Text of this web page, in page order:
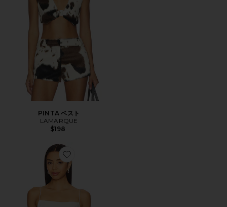
PINTA ベスト
LAMARQUE
$198
Favorite SOLANGE トップ